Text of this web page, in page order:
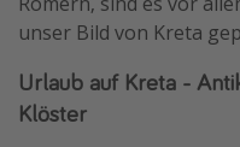
unser Bild von Kreta
Urlaub auf Kreta -
Klöster